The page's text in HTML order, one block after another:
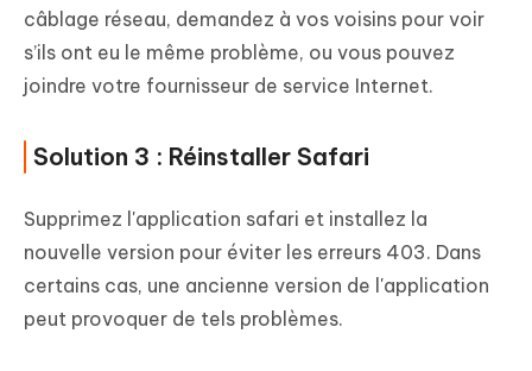
câblage réseau, demandez à vos voisins pour voir
s’ils ont eu le même problème, ou vous pouvez
joindre votre fournisseur de service Internet.
Solution 3 : Réinstaller Safari
Supprimez l'application safari et installez la
nouvelle version pour éviter les erreurs 403. Dans
certains cas, une ancienne version de l'application
peut provoquer de tels problèmes.